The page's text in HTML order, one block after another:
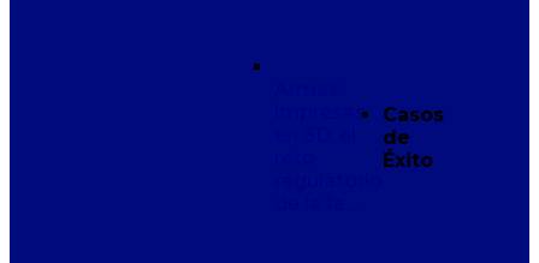
impresas
Casos
de
Éxito